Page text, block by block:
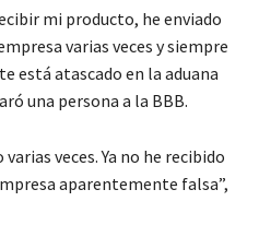
mi producto, he enviado
varias veces y siempre
está atascado en la aduana
una persona a la BBB.
veces. Ya no he recibido
aparentemente falsa”,